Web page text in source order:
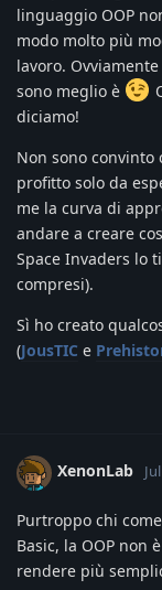
linguaggio OOP
modo molto più
lavoro.
sono meglio è
diciamo!
Non sono
profitto solo da
me la curva di
andare a creare
Space Invaders lo
compresi).
Sì ho creato
(JousTIC e
XenonLab
Purtroppo chi
Basic, la OOP non
rendere più